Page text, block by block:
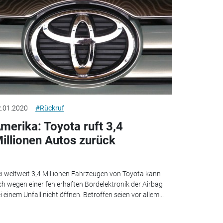
#Rückruf
Toyota ruft 3,4
Autos zurück
weltweit 3,4 Millionen Fahrzeugen von Toyota kann
wegen einer fehlerhaften Bordelektronik der Airbag
einem Unfall nicht öffnen. Betroffen seien vor allem...